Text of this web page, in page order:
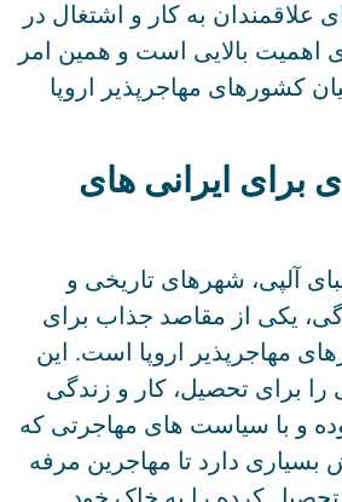
علاقمندان به کار و اشتغال در
اهمیت بالایی است و همین امر
کشورهای مهاجرپذیر اروپا
ایرانی های
آلپی، شهرهای تاریخی و
یکی از مقاصد جذاب برای
مهاجرپذیر اروپا است. این
برای تحصیل، کار و زندگی
و با سیاست های مهاجرتی که
بسیاری دارد تا مهاجرین مرفه